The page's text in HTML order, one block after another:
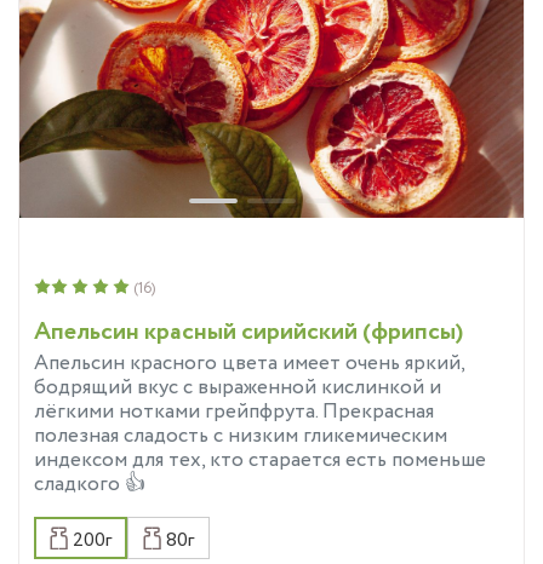
Апельсин красный сирийский (фрипсы)
Апельсин красного цвета имеет очень яркий,
бодрящий вкус с выраженной кислинкой и
лёгкими нотками грейпфрута. Прекрасная
полезная сладость с низким гликемическим
индексом для тех, кто старается есть поменьше
сладкого 👍
(16)
200г 80г